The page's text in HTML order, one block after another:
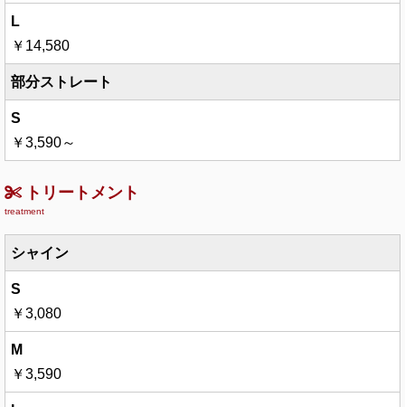
￥14,580
部分ストレート
￥3,590～
トリートメント
treatment
シャイン
￥3,080
￥3,590